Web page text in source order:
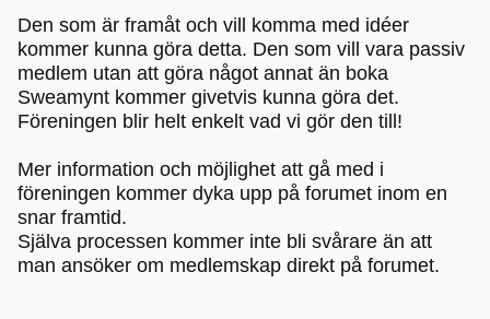
Den som är framåt och vill komma med idéer
kommer kunna göra detta. Den som vill vara passiv
medlem utan att göra något annat än boka
Sweamynt kommer givetvis kunna göra det.
Föreningen blir helt enkelt vad vi gör den till!
Mer information och möjlighet att gå med i
föreningen kommer dyka upp på forumet inom en
snar framtid.
Själva processen kommer inte bli svårare än att
man ansöker om medlemskap direkt på forumet.